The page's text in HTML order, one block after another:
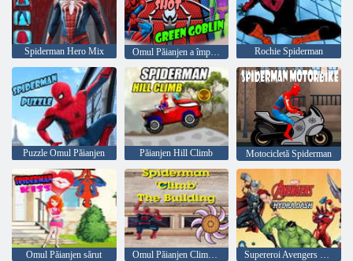
Spiderman Hero Mix Omul Păianjen a împușcat spiridușul verde Rochie Spiderman
Puzzle Omul Păianjen Păianjen Hill Climb Motocicletă Spiderman
Omul Păianjen sărut Omul Păianjen Climb Building